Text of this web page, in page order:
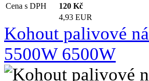
Cena s DPH
120 Kč
4,93 EUR
Kohout palivové
5500W 6500W